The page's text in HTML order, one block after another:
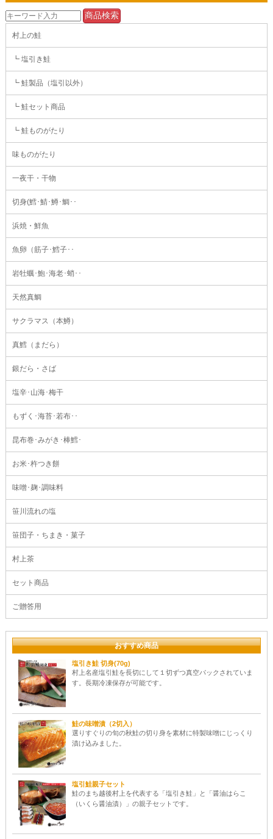
村上の鮭
┗ 塩引き鮭
┗ 鮭製品（塩引以外）
┗ 鮭セット商品
┗ 鮭ものがたり
味ものがたり
一夜干・干物
切身(鱈･鯖･鱒･鯛･･
浜焼・鮮魚
魚卵（筋子･鱈子･･
岩牡蠣･鮑･海老･蛸･･
天然真鯛
サクラマス（本鱒）
真鱈（まだら）
銀だら・さば
塩辛･山海･梅干
もずく･海苔･若布･･
昆布巻･みがき･棒鱈･
お米･杵つき餅
味噌･麹･調味料
笹川流れの塩
笹団子・ちまき・菓子
村上茶
セット商品
ご贈答用
おすすめ商品
塩引き鮭 切身(70g)
村上名産塩引鮭を長切にして１切ずつ真空パックされていま
す。長期冷凍保存が可能です。
鮭の味噌漬（2切入）
選りすぐりの旬の秋鮭の切り身を素材に特製味噌にじっくり
漬け込みました。
塩引鮭親子セット
鮭のまち越後村上を代表する「塩引き鮭」と「醤油はらこ
（いくら醤油漬）」の親子セットです。